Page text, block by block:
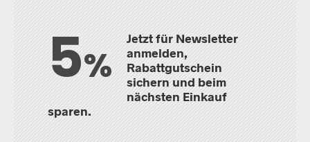
5%
Jetzt für Newsletter
anmelden,
Rabattgutschein
sichern und beim
nächsten Einkauf
sparen.